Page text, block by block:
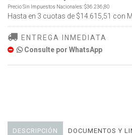
Precio Sin Impuestos Nacionales:$36.236,80
Hasta en 3 cuotas de $14.615,51 con
ENTREGA INMEDIATA
Consulte por WhatsApp
DESCRIPCIÓN DOCUMENTOS Y